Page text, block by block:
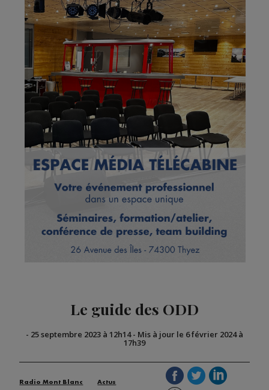
Le guide des ODD
- 25 septembre 2023 à 12h14- Mis à jour le 6 février 2024 à
17h39
Radio Mont Blanc Actus